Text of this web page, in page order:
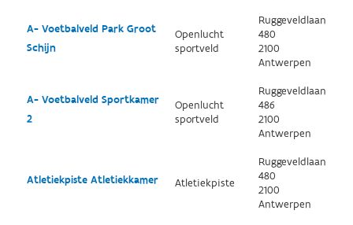
A- Voetbalveld Park Groot
Schijn
Openlucht
sportveld
Ruggeveldlaan
480
2100
Antwerpen
A- Voetbalveld Sportkamer
2
Openlucht
sportveld
Ruggeveldlaan
486
2100
Antwerpen
Atletiekpiste Atletiekkamer Atletiekpiste
Ruggeveldlaan
480
2100
Antwerpen